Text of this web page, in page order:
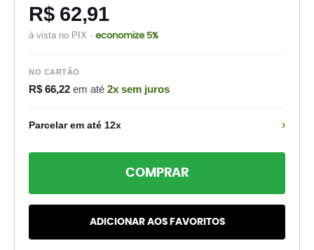
R$ 62,91
à vista no PIX · economize 5%
NO CARTÃO
R$ 66,22 em até 2x sem juros
Parcelar em até 12x ›
COMPRAR
ADICIONAR AOS FAVORITOS